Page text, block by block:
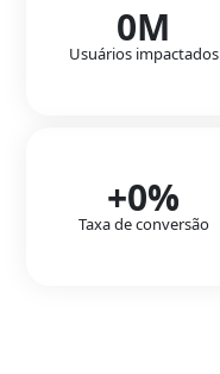
0M
Usuários impactados
+0%
Taxa de conversão